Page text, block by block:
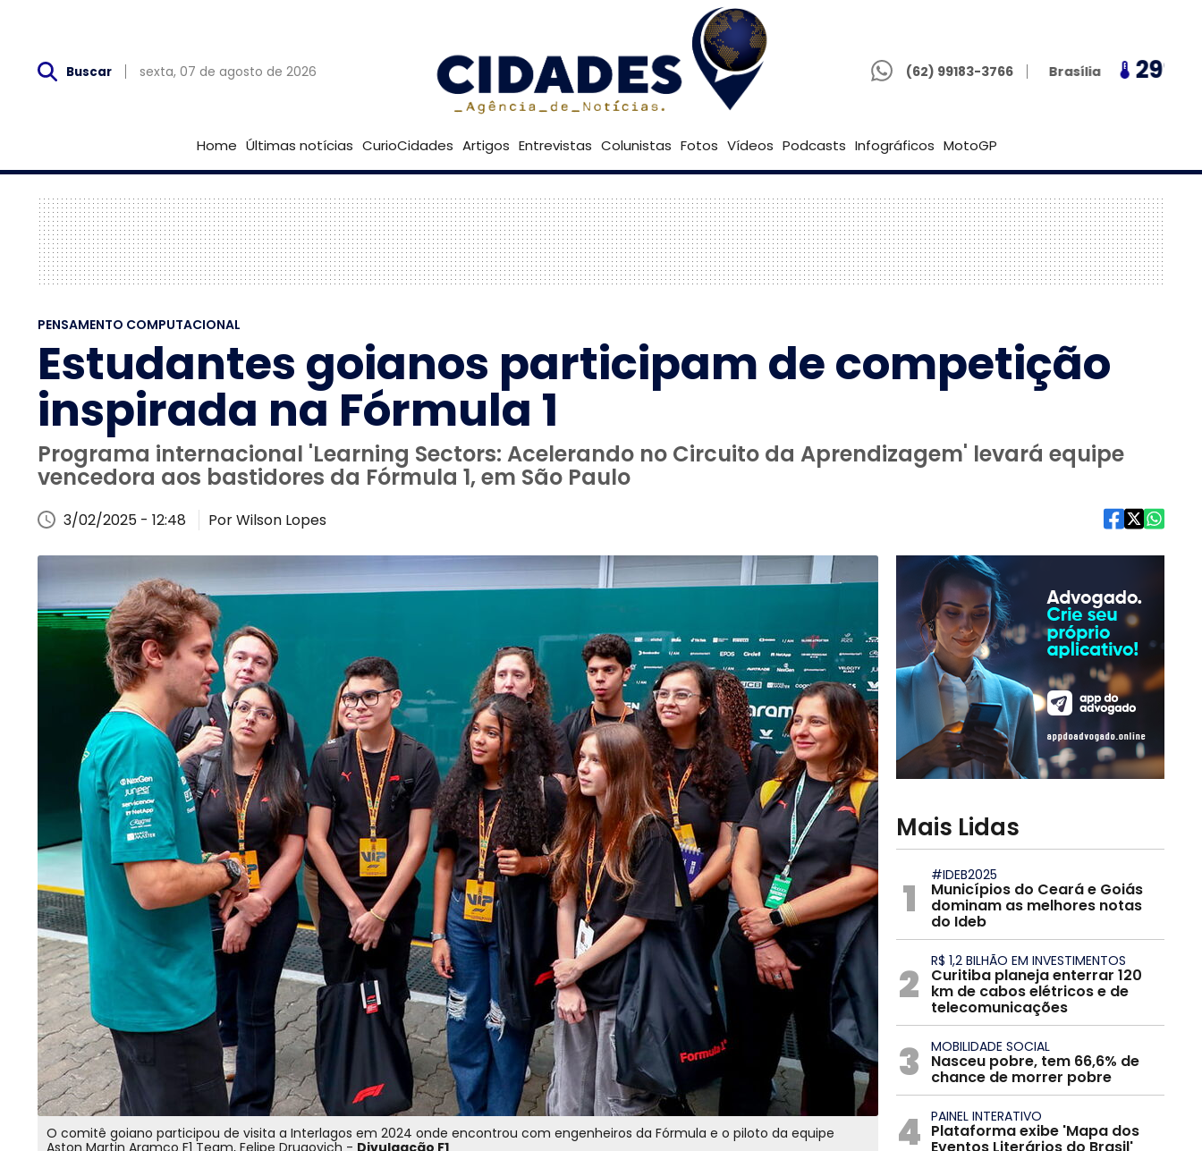
Buscar sexta, 07 de agosto de 2026 (62) 99183-3766
Goiânia 32º Brasília Goiânia 32º Brasília 29º
Home Últimas notícias CurioCidades Artigos Entrevistas Colunistas Fotos Vídeos Podcasts Infográficos MotoGP
PENSAMENTO COMPUTACIONAL
Estudantes goianos participam de competição
inspirada na Fórmula 1
Programa internacional 'Learning Sectors: Acelerando no Circuito da Aprendizagem' levará equipe
vencedora aos bastidores da Fórmula 1, em São Paulo
3/02/2025 - 12:48 Por Wilson Lopes
O comitê goiano participou de visita a Interlagos em 2024 onde encontrou com engenheiros da Fórmula e o piloto da equipe
Aston Martin Aramco F1 Team, Felipe Drugovich - Divulgação F1
Mais Lidas
1 #IDEB2025
Municípios do Ceará e Goiás
dominam as melhores notas
do Ideb
2 R$ 1,2 BILHÃO EM INVESTIMENTOS
Curitiba planeja enterrar 120
km de cabos elétricos e de
telecomunicações
3 MOBILIDADE SOCIAL
Nasceu pobre, tem 66,6% de
chance de morrer pobre
4 PAINEL INTERATIVO
Plataforma exibe 'Mapa dos